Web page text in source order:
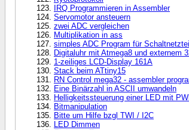
IRQ Programmieren in Assembler
Servomotor ansteuern
zwei ADC vergleichen
Multiplikation in ass
simples ADC Program für
Digitaluhr mit Atmega8 und externem
1-zeiliges LCD-Display 161A
Stack beim ATtiny15
RN Control mega32 - assembler
Eine Binärzahl in ASCII umwandeln
Helligkeitssteuerung einer LED mit
Bitmanipulation
Bitte um Hilfe bzgl TWI / I2C
LED Dimmen